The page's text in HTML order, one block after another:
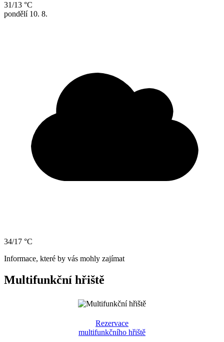
31/13 °C
pondělí 10. 8.
34/17 °C
Informace, které by vás mohly zajímat
Multifunkční hřiště
Rezervace
multifunkčního hřiště